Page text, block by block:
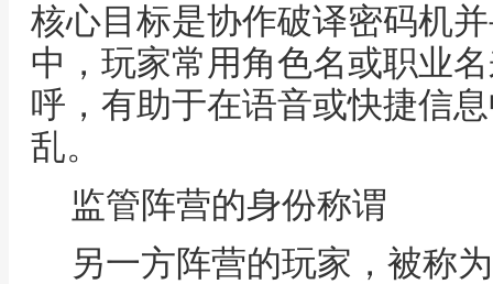
核心目标是协作破译密码机
中，玩家常用角色名或职业
呼，有助于在语音或快捷信
乱。
监管阵营的身份称谓
另一方阵营的玩家，被称